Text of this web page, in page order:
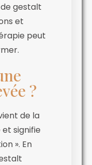
gestalt
et
peut
?
de la
signifie
». En